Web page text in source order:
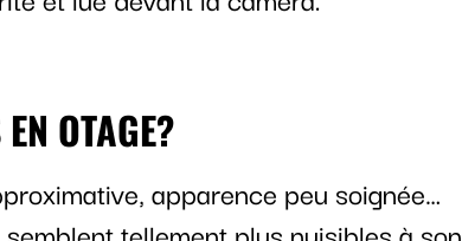
OTAGE?
apparence peu soignée…